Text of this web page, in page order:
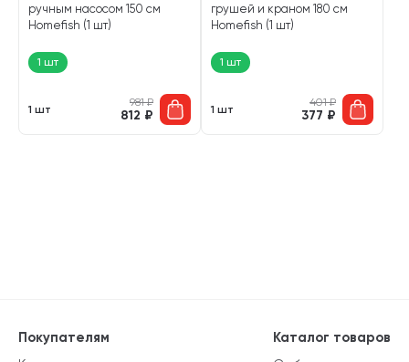
ручным насосом 150 см
Homefish (1 шт)
1 шт
1 шт
981₽
812 ₽
грушей и краном 180 см
Homefish (1 шт)
1 шт
1 шт
401₽
377 ₽
Каталог товаров
Покупателям